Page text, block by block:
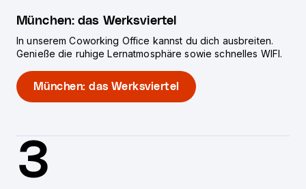
München: das Werksviertel
In unserem Coworking Office kannst du dich ausbreiten.
Genieße die ruhige Lernatmosphäre sowie schnelles WIFI.
München: das Werksviertel
3